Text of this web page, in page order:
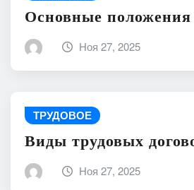
Основные
Ноя 27, 2025
ТРУДОВОЕ
Виды трудовых
Ноя 27, 2025